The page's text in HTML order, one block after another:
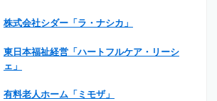
株式会社シダー「ラ・ナシカ」
東日本福祉経営「ハートフルケア・リーシ
ェ」
有料老人ホーム「ミモザ」